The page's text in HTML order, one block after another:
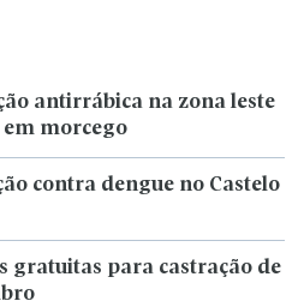
antirrábica na zona leste
morcego
contra dengue no Castelo
gratuitas para castração de